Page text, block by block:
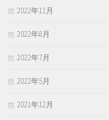
2022年11月
2022年8月
2022年7月
2022年5月
2021年12月